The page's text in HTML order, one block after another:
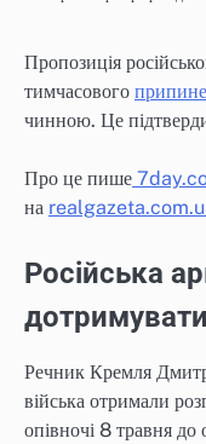
Пропозиція
тимчасового
чинною. Це
Про це пише
на
Російська
Речник Кремля
війська отримали
опівночі 8 травня до